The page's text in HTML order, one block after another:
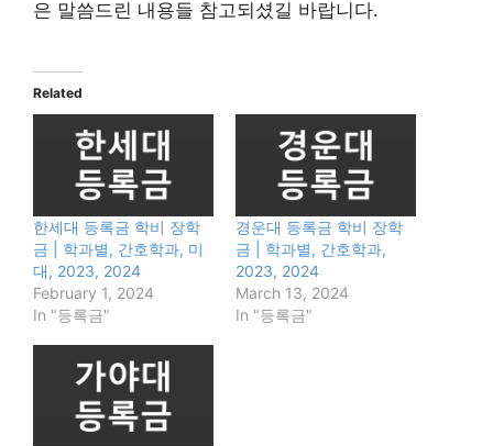
은 말씀드린 내용들 참고되셨길 바랍니다.
Related
한세대 등록금 학비 장학
금 | 학과별, 간호학과, 미
대, 2023, 2024
February 1, 2024
In "등록금"
경운대 등록금 학비 장학
금 | 학과별, 간호학과,
2023, 2024
March 13, 2024
In "등록금"